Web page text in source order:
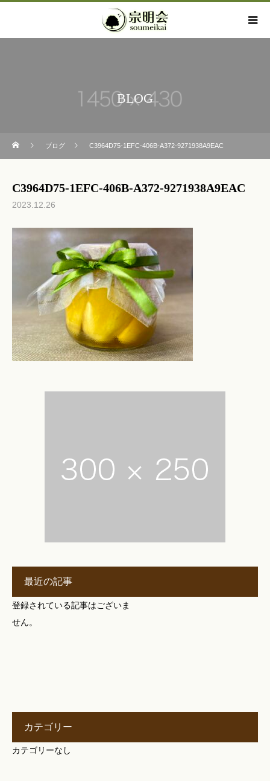
BLOG
ブログ C3964D75-1EFC-406B-A372-9271938A9EAC
C3964D75-1EFC-406B-A372-9271938A9EAC
2023.12.26
最近の記事
登録されている記事はございま
せん。
カテゴリー
カテゴリーなし